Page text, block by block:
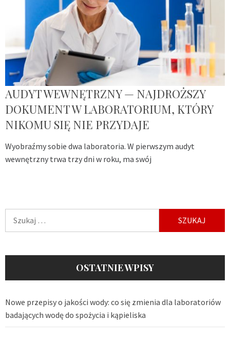
AUDYT WEWNĘTRZNY — NAJDROŻSZY
DOKUMENT W LABORATORIUM, KTÓRY
NIKOMU SIĘ NIE PRZYDAJE
Wyobraźmy sobie dwa laboratoria. W pierwszym audyt
wewnętrzny trwa trzy dni w roku, ma swój
OSTATNIE WPISY
Nowe przepisy o jakości wody: co się zmienia dla laboratoriów
badających wodę do spożycia i kąpieliska